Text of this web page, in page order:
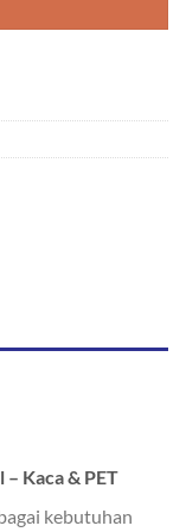
Kaca & PET
kebutuhan